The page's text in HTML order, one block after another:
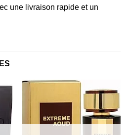
une livraison rapide et un